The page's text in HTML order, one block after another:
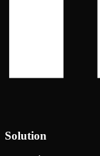
Solution